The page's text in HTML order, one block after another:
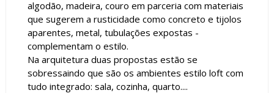
algodão, madeira, couro em parceria com materiais
que sugerem a rusticidade como concreto e tijolos
aparentes, metal, tubulações expostas -
complementam o estilo.
Na arquitetura duas propostas estão se
sobressaindo que são os ambientes estilo loft com
tudo integrado: sala, cozinha, quarto....